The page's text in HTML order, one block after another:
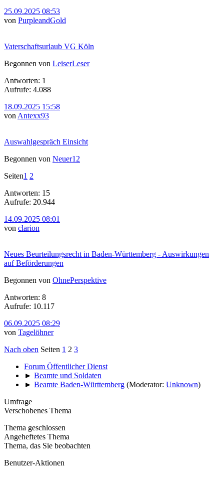
25.09.2025 08:53
von PurpleandGold
Vaterschaftsurlaub VG Köln
Begonnen von LeiserLeser
Antworten: 1
Aufrufe: 4.088
18.09.2025 15:58
von Antexx93
Auswahlgespräch Einsicht
Begonnen von Neuer12
Seiten1 2
Antworten: 15
Aufrufe: 20.944
14.09.2025 08:01
von clarion
Neues Beurteilungsrecht in Baden-Württemberg - Auswirkungen
auf Beförderungen
Begonnen von OhnePerspektive
Antworten: 8
Aufrufe: 10.117
06.09.2025 08:29
von Tagelöhner
Nach oben Seiten 1 2 3
Forum Öffentlicher Dienst
► Beamte und Soldaten
► Beamte Baden-Württemberg (Moderator: Unknown)
Umfrage
Verschobenes Thema
Thema geschlossen
Angeheftetes Thema
Thema, das Sie beobachten
Benutzer-Aktionen